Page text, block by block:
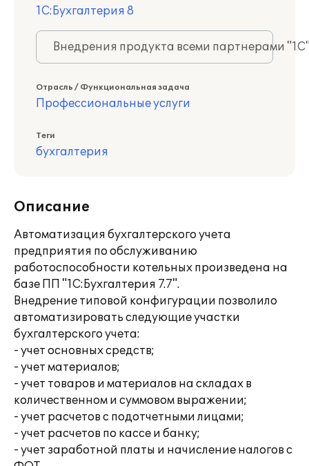
1С:Бухгалтерия 8
Внедрения продукта всеми партнерами
Отрасль / Функциональная задача
Профессиональные услуги
Теги
бухгалтерия
Описание
Автоматизация бухгалтерского учета
предприятия по обслуживанию
работоспособности котельных произведена на
базе ПП "1С:Бухгалтерия 7.7".
Внедрение типовой конфигурации позволило
автоматизировать следующие участки
бухгалтерского учета:
- учет основных средств;
- учет материалов;
- учет товаров и материалов на складах в
количественном и суммовом выражении;
- учет расчетов с подотчетными лицами;
- учет расчетов по кассе и банку;
- учет заработной платы и начисление налогов с